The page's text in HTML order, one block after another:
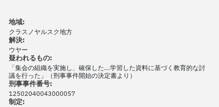
地域:
クラスノヤルスク地方
解決:
ウヤー
疑われるもの:
「集会の組織を実施し、確保した...学習した資料に基づく教育的な討
議を行った」（刑事事件開始の決定書より）
刑事事件番号:
12502040043000057
制定: